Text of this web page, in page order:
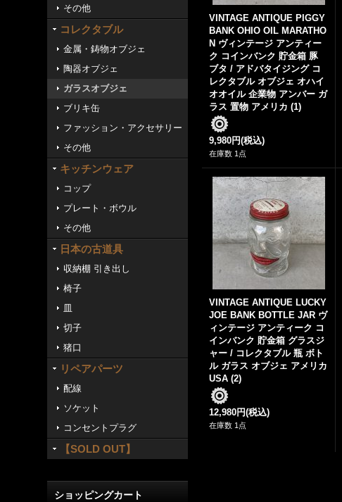
その他
コレクタブル
金属・鋳物オブジェ
陶器オブジェ
ガラスオブジェ
ブリキ缶
ファッション・アクセサリー
その他
キッチンウェア
コップ
プレート・ボウル
その他
日本の古道具
収納棚 引き出し
椅子
皿
切子
猪口
リペアパーツ
配線
ソケット
コンセントプラグ
【SOLD OUT】
ショッピングカート
VINTAGE ANTIQUE PIGGY
BANK OHIO OIL MARATHO
N ヴィンテージ アンティー
ク コインバンク 貯金箱 豚
ブタ / アドバタイジング コ
レクタブル オブジェ オハイ
オオイル 企業物 アンバー ガ
ラス 置物 アメリカ (1)
9,980円(税込)
在庫数 1点
VINTAGE ANTIQUE LUCKY
JOE BANK BOTTLE JAR ヴ
ィンテージ アンティーク コ
インバンク 貯金箱 グラスジ
ャー / コレクタブル 瓶 ボト
ル ガラス オブジェ アメリカ
USA (2)
12,980円(税込)
在庫数 1点